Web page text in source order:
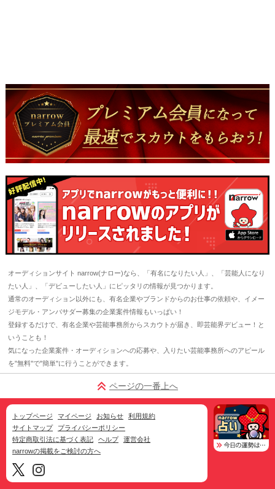
オーディションサイト narrow(ナロー)なら、「有名になりたい人」、「芸能人になり
たい人」、「デビューしたい人」にピッタリの情報が見つかります。
通常のオーディション以外にも、有名企業やブランドからのお仕事の依頼や、イメー
ジモデル・アンバサダー募集の企業案件情報もいっぱい！
登録するだけで、有名企業や芸能事務所からスカウトが届き、即芸能界デビュー！と
いうことも！
気になった企業案件・オーディションへの応募や、入りたい芸能事務所へのアピール
を"無料"で"簡単"に行うことができます。
ページの一番上へ
トップページ マイページ お知らせ
利用規約
サイトマップ
プライバシーポリシー
特定商取引法に基づく表記
ヘルプ
運営会社
narrowの掲載をご検討の方へ